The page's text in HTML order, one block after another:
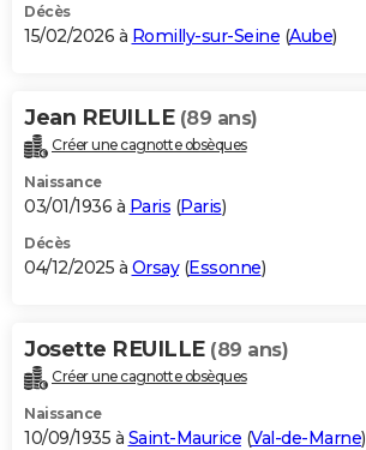
BONS PLANS
Carte de Noël
Carte Bonne année
Carte Saint-Valentin
Carte Pâques
Carte d'anniversaire
DICTIONNAIRE
Dictionnaire
Biographies
Citations
Expressions
Proverbes
PROGRAMME TV
S'inscrire
Se connecter
Lycées
Collèges
Primaires
Universités
Entreprises
Service militaire
Avis de recherche
AVIS DE DÉCÈS
Bricolage
Lifestyle
Culture
Sport
Auto
Television
Voyage
Cinema
Décès
15/02/2026 à Romilly-sur-Seine (Aube)
Jean REUILLE (89 ans)
Créer une cagnotte obsèques
Naissance
03/01/1936 à Paris (Paris)
Décès
04/12/2025 à Orsay(Essonne)
Josette REUILLE (89 ans)
Créer une cagnotte obsèques
Naissance
10/09/1935 à Saint-Maurice (Val-de-Marne)